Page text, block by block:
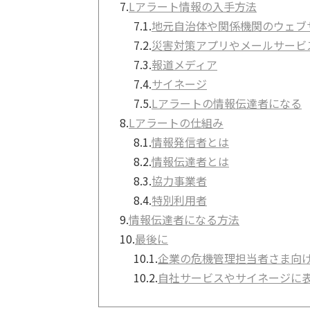
7.Lアラート情報の入手方法
7.1.地元自治体や関係機関のウェブ
7.2.災害対策アプリやメールサービ
7.3.報道メディア
7.4.サイネージ
7.5.Lアラートの情報伝達者になる
8.Lアラートの仕組み
8.1.情報発信者とは
8.2.情報伝達者とは
8.3.協力事業者
8.4.特別利用者
9.情報伝達者になる方法
10.最後に
10.1.企業の危機管理担当者さま向
10.2.自社サービスやサイネージに